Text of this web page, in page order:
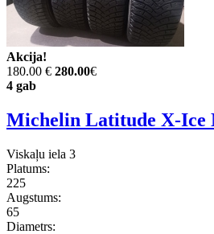
Akcija!
180.00 € 280.00€
4 gab
Michelin Latitude X-Ice
Viskaļu iela 3
Platums:
225
Augstums:
65
Diametrs: